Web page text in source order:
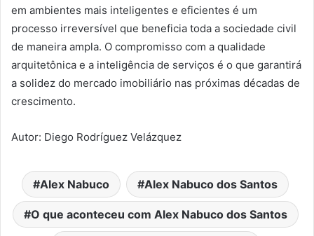
em ambientes mais inteligentes e eficientes é um
processo irreversível que beneficia toda a sociedade civil
de maneira ampla. O compromisso com a qualidade
arquitetônica e a inteligência de serviços é o que garantirá
a solidez do mercado imobiliário nas próximas décadas de
crescimento.
Autor: Diego Rodríguez Velázquez
Alex Nabuco Alex Nabuco dos Santos
O que aconteceu com Alex Nabuco dos Santos